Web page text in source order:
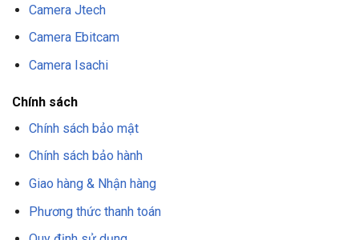
Camera Jtech
Camera Ebitcam
Camera Isachi
Chính sách
Chính sách bảo mật
Chính sách bảo hành
Giao hàng & Nhận hàng
Phương thức thanh toán